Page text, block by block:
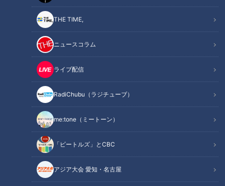
THE TIME,
ニュースコラム
ライブ配信
RadiChubu（ラジチューブ）
me:tone（ミートーン）
「ビートルズ」とCBC
アジア大会 愛知・名古屋
この記事の画像を見る
この記事を見たあなたへのおすすめ
ダイソーで今売れてる便利グッ
ズ＆話題のぬい活アイテムと
は？フォロワー200万人が選ん
だベスト5も！
マニア激推し！進化が止まらな
い「進化系文房具」とは？【花